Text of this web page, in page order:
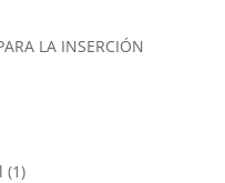
LA INSERCIÓN
(1)